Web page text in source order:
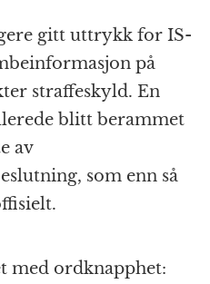
gitt uttrykk for IS-
på
straffeskyld. En
blitt berammet
av
som enn så
med ordknapphet: